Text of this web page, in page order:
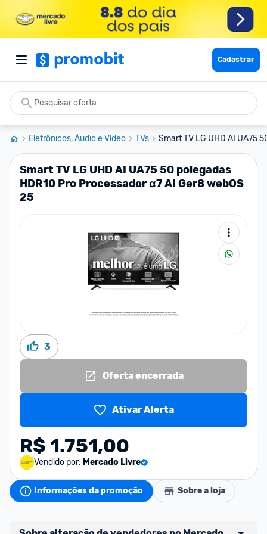
Cadastrar
Eletrônicos, Áudio e Vídeo TVs Smart TV LG UHD AI UA75
Smart TV LG UHD AI UA75 50 polegadas
HDR10 Pro Processador α7 AI Ger8 webOS
25
3
Oferta encerrada
Ativar Alerta
R$ 1.751,00
Vendido por: Mercado Livre
Informações da promoção Sobre a loja